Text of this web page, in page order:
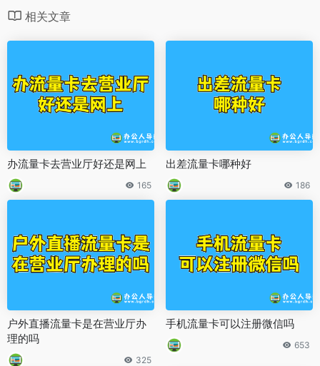
相关文章
办流量卡去营业厅好还是网上
165
出差流量卡哪种好
186
户外直播流量卡是在营业厅办
理的吗
325
手机流量卡可以注册微信吗
653